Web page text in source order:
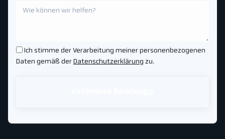
Ich stimme der Verarbeitung meiner personenbezogenen
Daten gemäß der Datenschutzerklärung zu.